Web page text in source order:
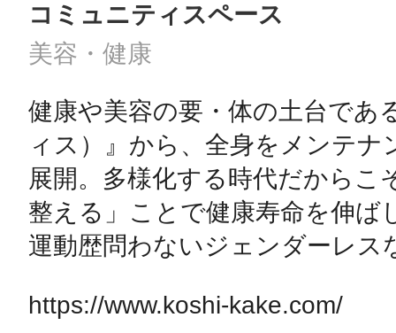
コミュニティスペース
美容・健康
健康や美容の要・体の土台であ
ィス）』から、全身をメンテ
展開。多様化する時代だからこ
整える」ことで健康寿命を伸ば
運動歴問わないジェンダーレス
https://www.koshi-kake.com/